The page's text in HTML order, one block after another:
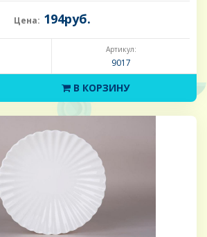
Цена: 194руб.
Артикул:
9017
В КОРЗИНУ